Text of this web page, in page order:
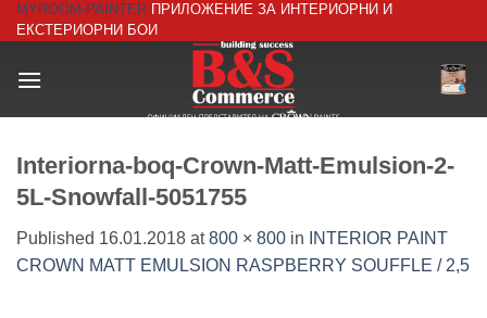
Skip
to
MYROOM-PAINTER ПРИЛОЖЕНИЕ ЗА ИНТЕРИОРНИ И
ЕКСТЕРИОРНИ БОИ
Interiorna-boq-Crown-Matt-Emulsion-2-
5L-Snowfall-5051755
Published 16.01.2018 at800 × 800 in
INTERIOR PAINT
CROWN MATT EMULSION RASPBERRY SOUFFLE / 2,5